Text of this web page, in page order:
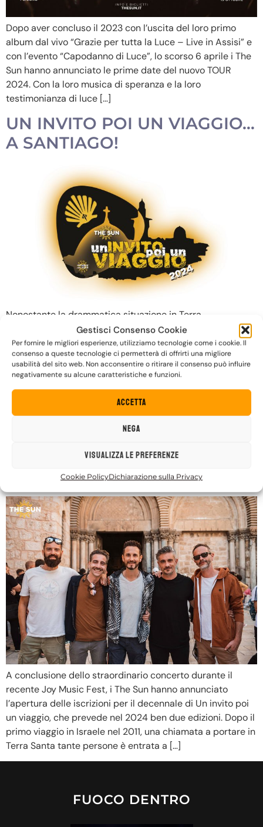
Gestisci Consenso Cookie
Per fornire le migliori esperienze, utilizziamo tecnologie come i cookie. Il
consenso a queste tecnologie ci permetterà di offrirti una migliore
usabilità del sito web. Non acconsentire o ritirare il consenso può influire
negativamente su alcune caratteristiche e funzioni.
Accetta
Nega
Visualizza le preferenze
Cookie PolicyDichiarazione sulla Privacy
Dopo aver concluso il 2023 con l’uscita del loro primo
album dal vivo “Grazie per tutta la Luce – Live in Assisi” e
con l’evento “Capodanno di Luce”, lo scorso 6 aprile i The
Sun hanno annunciato le prime date del nuovo TOUR
2024. Con la loro musica di speranza e la loro
testimonianza di luce […]
UN INVITO POI UN VIAGGIO…
A SANTIAGO!
Nonostante la drammatica situazione in Terra
Santa impedisca lo svolgimento delle due edizioni di Un
Invito Poi Un Viaggio, inizialmente previste ad aprile e
luglio del 2024, i The Sun non si sono scoraggiati e hanno
voluto lanciare una nuova iniziativa che permettesse a
significativa. Insieme agli amici di Officina del Sole, quindi,
[…]
UN INVITO POI UN VIAGGIO
2024: PER IL DECENNALE
PREVISTE DUE EDIZIONI!
A conclusione dello straordinario concerto durante il
recente Joy Music Fest, i The Sun hanno annunciato
l’apertura delle iscrizioni per il decennale di Un invito poi
un viaggio, che prevede nel 2024 ben due edizioni. Dopo il
primo viaggio in Israele nel 2011, una chiamata a portare in
Terra Santa tante persone è entrata a […]
FUOCO DENTRO